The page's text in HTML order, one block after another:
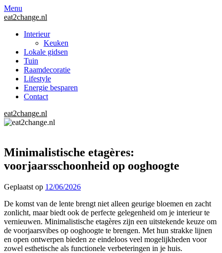
Menu
eat2change.nl
Interieur
Keuken
Lokale gidsen
Tuin
Raamdecoratie
Lifestyle
Energie besparen
Contact
eat2change.nl
Minimalistische etagères:
voorjaarsschoonheid op ooghoogte
Geplaatst op 12/06/2026
De komst van de lente brengt niet alleen geurige bloemen en zacht
zonlicht, maar biedt ook de perfecte gelegenheid om je interieur te
vernieuwen. Minimalistische etagères zijn een uitstekende keuze om
de voorjaarsvibes op ooghoogte te brengen. Met hun strakke lijnen
en open ontwerpen bieden ze eindeloos veel mogelijkheden voor
zowel esthetische als functionele verbeteringen in je huis.